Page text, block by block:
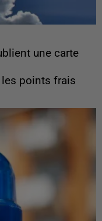
une carte
les points frais